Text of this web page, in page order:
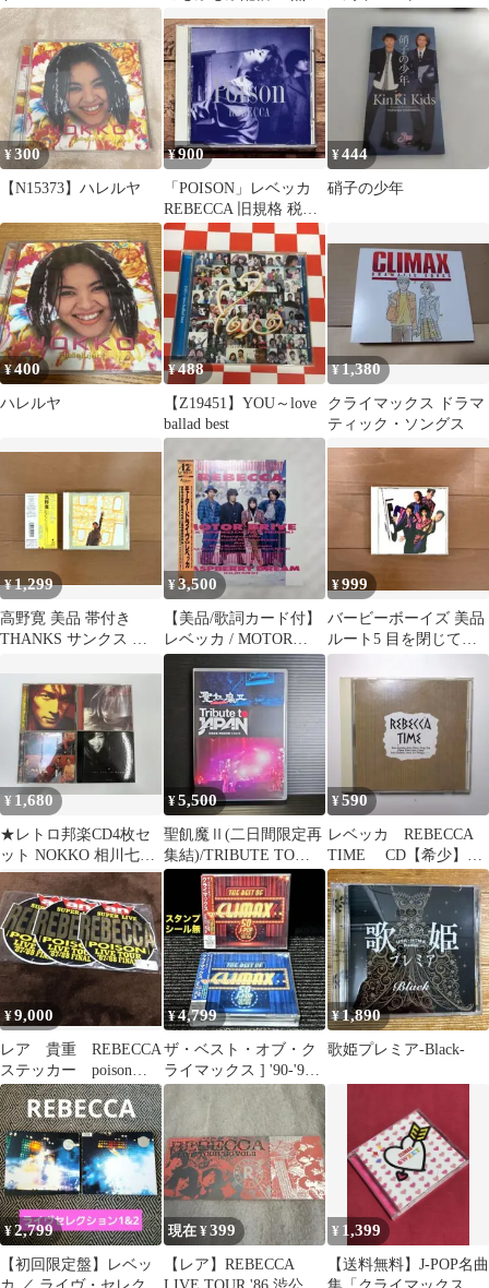
\"WOMAN\"
くる…全5冊セット
INCLINATION ブック
レット付
¥300
【N15373】ハレルヤ
¥900
「POISON」レベッカ
REBECCA 旧規格 税表
記無し 3200円盤
¥444
硝子の少年
¥400
ハレルヤ
¥488
【Z19451】YOU～love
ballad best
¥1,380
クライマックス ドラマ
ティック・ソングス
¥1,299
高野寛 美品 帯付き
THANKS サンクス 泡
志郎
¥3,500
【美品/歌詞カード付】
レベッカ / MOTOR
DRIVE 12インチ レコ
¥999
バービーボーイズ 美品
ルート5 目を閉じてお
いでよ chibi トキメキ
杏子
¥ 1,680
★レトロ邦楽CD4枚セ
ット NOKKO 相川七瀬
久保田利伸
¥5,500
聖飢魔Ⅱ(二日間限定再
集結)/TRIBUTE TO
JAPAN-活動絵巻 DVD
¥590
レベッカ REBECCA
TIME CD【希少】
32DH539
¥9,000
レア 貴重 REBECCA
ステッカー poison
LIVETOUR80年代
¥4,799
ザ・ベスト・オブ・ク
ライマックス ] '90-'94
'95-'99 セット
¥1,890
歌姫プレミア-Black-
¥2,799
【初回限定盤】レベッ
現在 ¥399
【レア】REBECCA
¥ 1,399
【送料無料】J-POP名曲